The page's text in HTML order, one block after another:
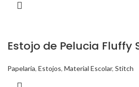
Estojo de Pelucia Fluffy
Papelaria, Estojos, Material Escolar, Stitch